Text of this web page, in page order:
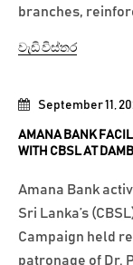
September 11,
AMANA BANK
WITH CBSL AT
Amana Bank
Sri Lanka’s
Campaign held
patronage of Dr.
branches,
වැඩි විස්තර